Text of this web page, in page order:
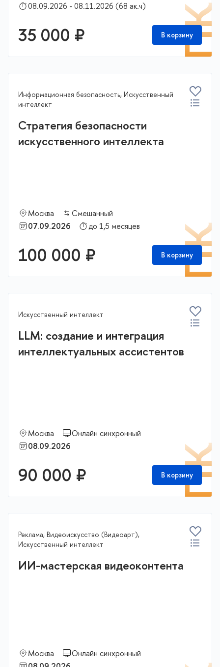
08.09.2026 - 08.11.2026 (68 ак.ч)
35 000 ₽ В корзину
Информационная безопасность, Искусственный
интеллект
Стратегия безопасности
искусственного интеллекта
Москва
Смешанный
07.09.2026
до 1,5 месяцев
100 000 ₽ В корзину
Искусственный интеллект
LLM: создание и интеграция
интеллектуальных ассистентов
Москва
Онлайн синхронный
08.09.2026
90 000 ₽ В корзину
Реклама, Видеоискусство (Видеоарт),
Искусственный интеллект
ИИ-мастерская видеоконтента
Москва
Онлайн синхронный